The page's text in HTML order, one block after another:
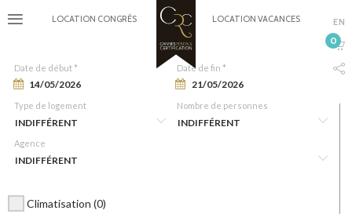
LOCATION CONGRÈS LOCATION VACANCES EN
0
Date de début * Date de fin *
Type de logement Nombre de personnes
Agence
Climatisation (0)